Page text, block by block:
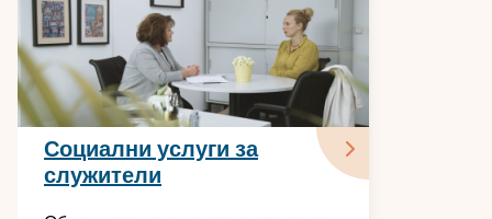
Социални услуги за
служители